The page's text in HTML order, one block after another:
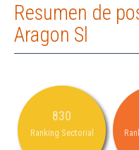
Resumen de
Aragon Sl
830
Ranking Sectorial